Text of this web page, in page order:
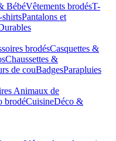
BébéVêtements brodésT-
shirtsPantalons et
brodésCasquettes &
Chaussettes &
de couBadgesParapluies
Animaux de
brodéCuisineDéco &